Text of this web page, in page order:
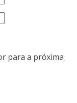
para a próxima